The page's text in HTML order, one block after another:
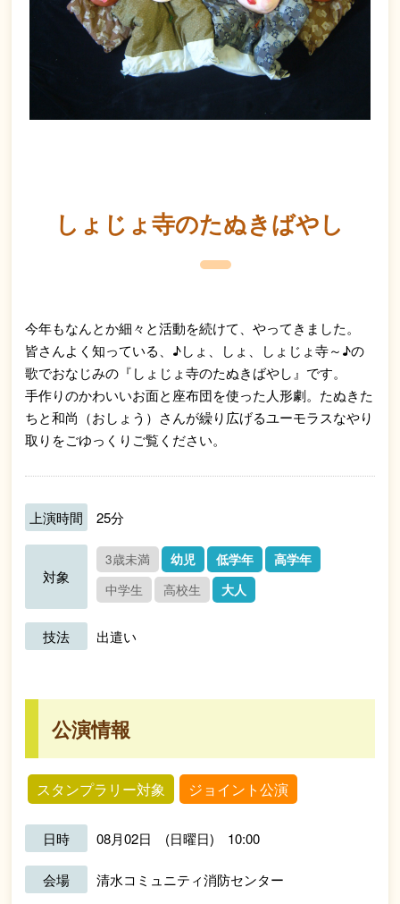
しょじょ寺のたぬきばやし
今年もなんとか細々と活動を続けて、やってきました。
皆さんよく知っている、♪しょ、しょ、しょじょ寺～♪の
歌でおなじみの『しょじょ寺のたぬきばやし』です。
手作りのかわいいお面と座布団を使った人形劇。たぬきた
ちと和尚（おしょう）さんが繰り広げるユーモラスなやり
取りをごゆっくりご覧ください。
上演時間 25分
対象
3歳未満 幼児 低学年
高学年
中学生
高校生 大人
技法 出遣い
公演情報
スタンプラリー対象 ジョイント公演
日時 08月02日 (日曜日) 10:00
会場 清水コミュニティ消防センター